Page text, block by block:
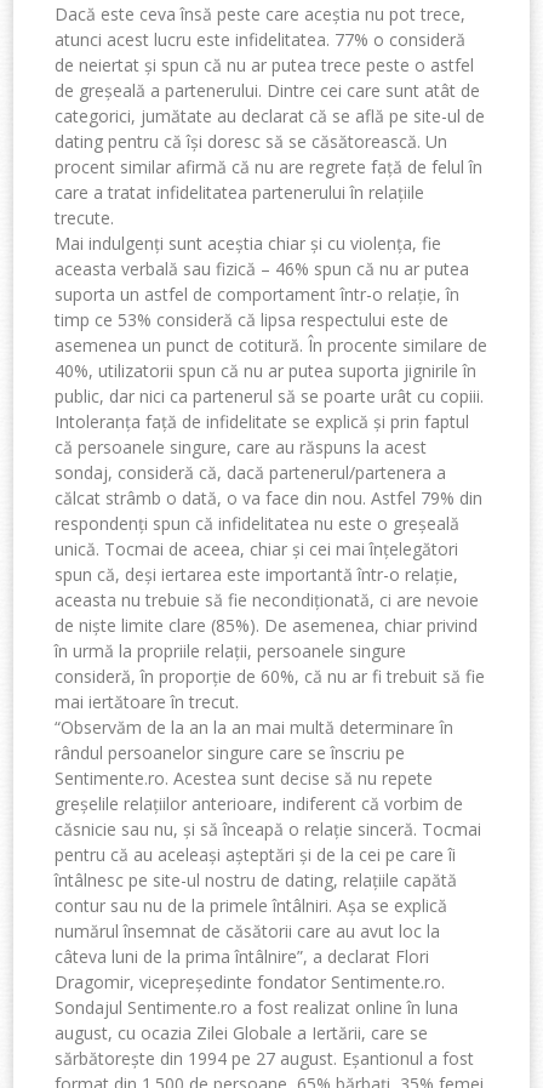
Dacă este ceva însă peste care aceștia nu pot trece,
atunci acest lucru este infidelitatea. 77% o consideră
de neiertat și spun că nu ar putea trece peste o astfel
de greșeală a partenerului. Dintre cei care sunt atât de
categorici, jumătate au declarat că se află pe site-ul de
dating pentru că își doresc să se căsătorească. Un
procent similar afirmă că nu are regrete față de felul în
care a tratat infidelitatea partenerului în relațiile
trecute.
Mai indulgenți sunt aceștia chiar și cu violența, fie
aceasta verbală sau fizică – 46% spun că nu ar putea
suporta un astfel de comportament într-o relație, în
timp ce 53% consideră că lipsa respectului este de
asemenea un punct de cotitură. În procente similare de
40%, utilizatorii spun că nu ar putea suporta jignirile în
public, dar nici ca partenerul să se poarte urât cu copiii.
Intoleranța față de infidelitate se explică și prin faptul
că persoanele singure, care au răspuns la acest
sondaj, consideră că, dacă partenerul/partenera a
călcat strâmb o dată, o va face din nou. Astfel 79% din
respondenți spun că infidelitatea nu este o greșeală
unică. Tocmai de aceea, chiar și cei mai înțelegători
spun că, deși iertarea este importantă într-o relație,
aceasta nu trebuie să fie necondiționată, ci are nevoie
de niște limite clare (85%). De asemenea, chiar privind
în urmă la propriile relații, persoanele singure
consideră, în proporție de 60%, că nu ar fi trebuit să fie
mai iertătoare în trecut.
“Observăm de la an la an mai multă determinare în
rândul persoanelor singure care se înscriu pe
Sentimente.ro. Acestea sunt decise să nu repete
greșelile relațiilor anterioare, indiferent că vorbim de
căsnicie sau nu, și să înceapă o relație sinceră. Tocmai
pentru că au aceleași așteptări și de la cei pe care îi
întâlnesc pe site-ul nostru de dating, relațiile capătă
contur sau nu de la primele întâlniri. Așa se explică
numărul însemnat de căsătorii care au avut loc la
câteva luni de la prima întâlnire”, a declarat Flori
Dragomir, vicepreședinte fondator Sentimente.ro.
Sondajul Sentimente.ro a fost realizat online în luna
august, cu ocazia Zilei Globale a Iertării, care se
sărbătorește din 1994 pe 27 august. Eșantionul a fost